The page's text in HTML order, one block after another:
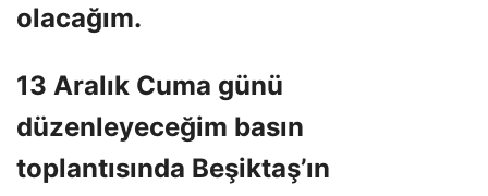
olacağım.
13 Aralık Cuma günü
düzenleyeceğim basın
toplantısında Beşiktaş’ın